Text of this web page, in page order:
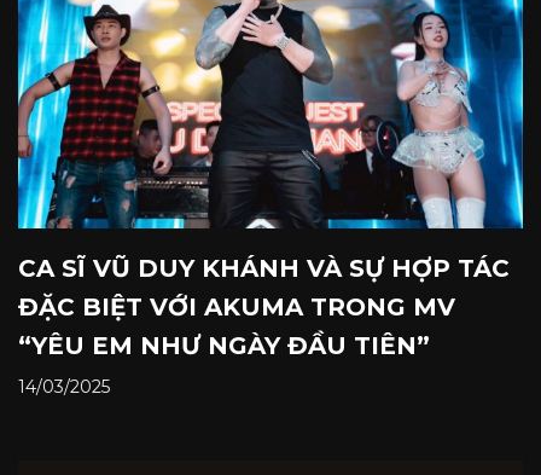
CA SĨ VŨ DUY KHÁNH VÀ SỰ HỢP TÁC
ĐẶC BIỆT VỚI AKUMA TRONG MV
“YÊU EM NHƯ NGÀY ĐẦU TIÊN”
14/03/2025